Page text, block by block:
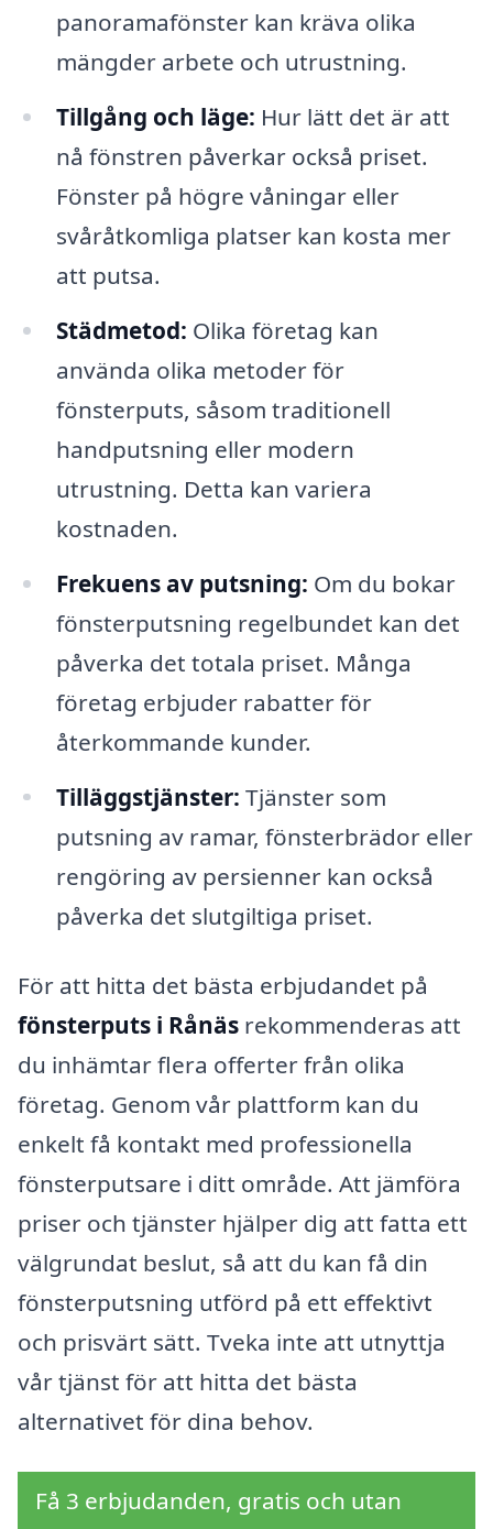
panoramafönster kan kräva olika
mängder arbete och utrustning.
Tillgång och läge: Hur lätt det är att
nå fönstren påverkar också priset.
Fönster på högre våningar eller
svåråtkomliga platser kan kosta mer
att putsa.
Städmetod: Olika företag kan
använda olika metoder för
fönsterputs, såsom traditionell
handputsning eller modern
utrustning. Detta kan variera
kostnaden.
Frekuens av putsning: Om du bokar
fönsterputsning regelbundet kan det
påverka det totala priset. Många
företag erbjuder rabatter för
återkommande kunder.
Tilläggstjänster: Tjänster som
putsning av ramar, fönsterbrädor eller
rengöring av persienner kan också
påverka det slutgiltiga priset.
För att hitta det bästa erbjudandet på
fönsterputs i Rånäs rekommenderas att
du inhämtar flera offerter från olika
företag. Genom vår plattform kan du
enkelt få kontakt med professionella
fönsterputsare i ditt område. Att jämföra
priser och tjänster hjälper dig att fatta ett
välgrundat beslut, så att du kan få din
fönsterputsning utförd på ett effektivt
och prisvärt sätt. Tveka inte att utnyttja
vår tjänst för att hitta det bästa
alternativet för dina behov.
Få 3 erbjudanden, gratis och utan